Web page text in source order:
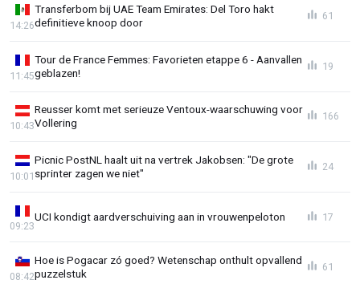
Transferbom bij UAE Team Emirates: Del Toro hakt
definitieve knoop door
14:26
61
Tour de France Femmes: Favorieten etappe 6 - Aanvallen
geblazen!
11:45
19
Reusser komt met serieuze Ventoux-waarschuwing voor
Vollering
10:43
166
Picnic PostNL haalt uit na vertrek Jakobsen: "De grote
sprinter zagen we niet"
10:01
24
UCI kondigt aardverschuiving aan in vrouwenpeloton
09:23
17
Hoe is Pogacar zó goed? Wetenschap onthult opvallend
puzzelstuk
08:42
61